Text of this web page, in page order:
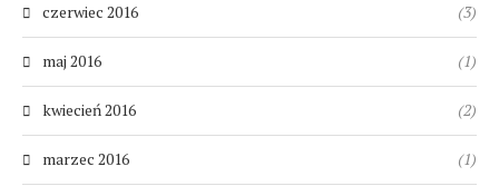
czerwiec 2016 (3)
maj 2016 (1)
kwiecień 2016 (2)
marzec 2016 (1)